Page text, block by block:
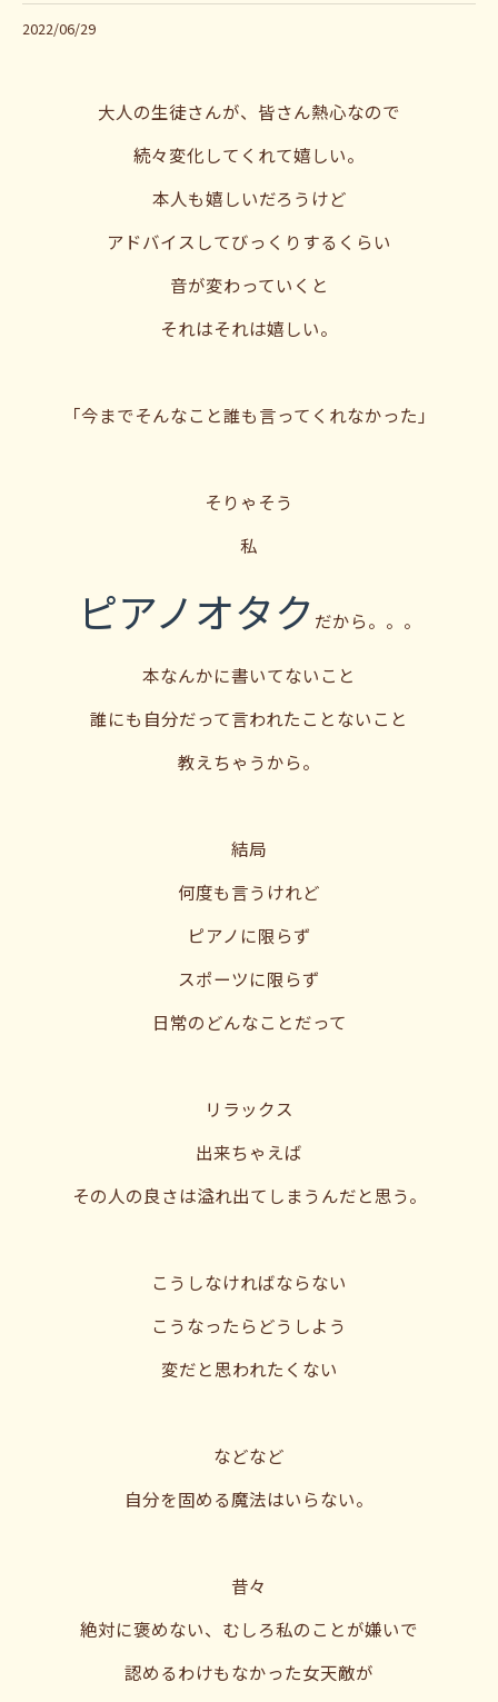
2022/06/29
大人の生徒さんが、皆さん熱心なので
続々変化してくれて嬉しい。
本人も嬉しいだろうけど
アドバイスしてびっくりするくらい
音が変わっていくと
それはそれは嬉しい。
「今までそんなこと誰も言ってくれなかった」
そりゃそう
私
ピアノオタク だから。。。
本なんかに書いてないこと
誰にも自分だって言われたことないこと
教えちゃうから。
結局
何度も言うけれど
ピアノに限らず
スポーツに限らず
日常のどんなことだって
リラックス
出来ちゃえば
その人の良さは溢れ出てしまうんだと思う。
こうしなければならない
こうなったらどうしよう
変だと思われたくない
などなど
自分を固める魔法はいらない。
昔々
絶対に褒めない、むしろ私のことが嫌いで
認めるわけもなかった女天敵が